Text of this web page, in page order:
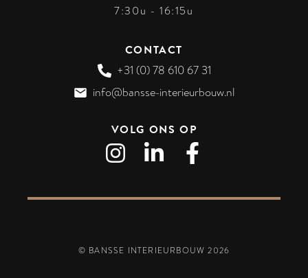
7:30u - 16:15u
CONTACT
+31 (0) 78 610 67 31
info@bansse-interieurbouw.nl
VOLG ONS OP
© BANSSE INTERIEURBOUW2026